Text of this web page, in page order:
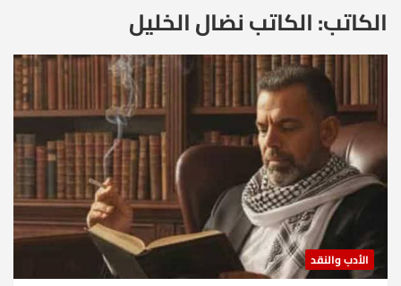
الكاتب:الكاتب نضال الخليل
الأدب والنقد